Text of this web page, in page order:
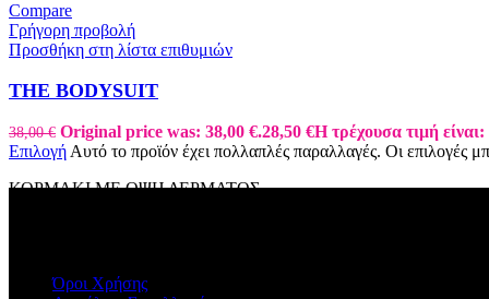
Compare
Γρήγορη προβολή
Προσθήκη στη λίστα επιθυμιών
ΤΗΕ ΒΟDYSUIT
38,00€ Original price was: 38,00 €.28,50 €Η τρέχουσα τιμή
Επιλογή Αυτό το προϊόν έχει πολλαπλές παραλλαγές. Οι επιλογές
ΚΟΡΜΑΚΙ ΜΕ ΟΨΗ ΔΕΡΜΑΤΟΣ
Όροι Χρήσης